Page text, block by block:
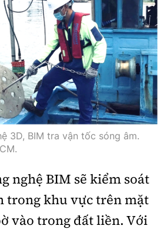
Xây dựng
BVHTTDL, cấp ngày 1/4/2025.
Công Hoan, phường Giảng Võ,
Thị Hồng Nga
Nguyễn Sơn Tùng,
La Đức Hùng
282
hình thức nếu không có sự
bản.
3D, BIM tra vận tốc sóng âm.
nghệ BIM sẽ kiểm soát
trong khu vực trên mặt
vào trong đất liền. Với